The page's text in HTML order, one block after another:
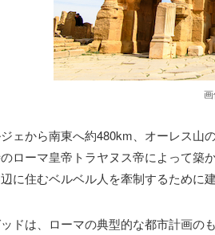
ェから南東へ約480km、オーレス山
ローマ皇帝トラヤヌス帝によって築
に住むベルベル人を牽制するために
ドは、ローマの典型的な都市計画の